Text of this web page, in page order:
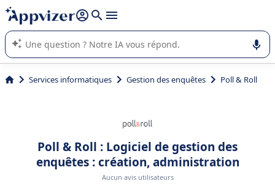
répondre (plusieurs lignes avec
L'IA de Appvizer vous guide dans l'utilisation ou la sélection de
logiciel SaaS en entreprise.
Services informatiques Gestion des enquêtes Poll & Roll
Poll & Roll : Logiciel de gestion des
enquêtes : création, administration
Aucun avis utilisateurs